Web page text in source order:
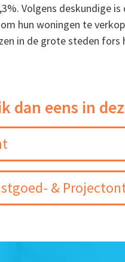
Volgens deskundige
hun woningen te
in de grote steden fors
dan eens in
&